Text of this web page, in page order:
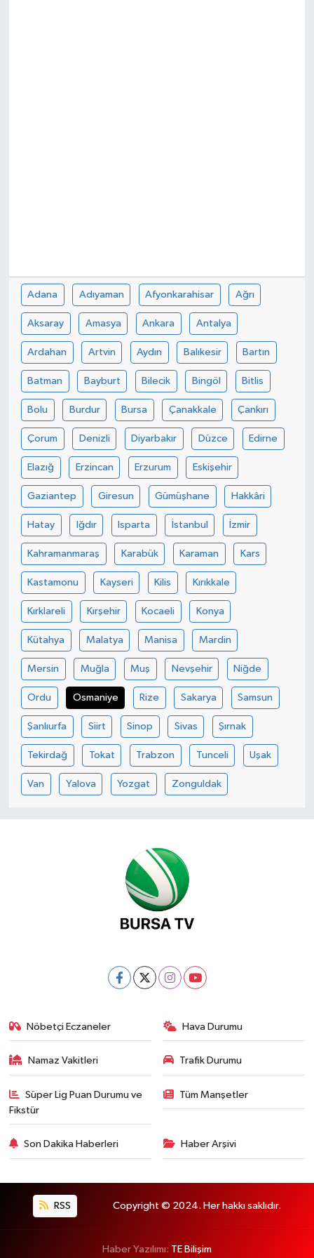
Adana Adıyaman Afyonkarahisar Ağrı
Aksaray Amasya Ankara Antalya
Ardahan Artvin Aydın Balıkesir Bartın
Batman Bayburt Bilecik Bingöl Bitlis
Bolu Burdur Bursa Çanakkale Çankırı
Çorum Denizli Diyarbakır Düzce Edirne
Elazığ Erzincan Erzurum Eskişehir
Gaziantep Giresun Gümüşhane Hakkâri
Hatay Iğdır Isparta İstanbul İzmir
Kahramanmaraş Karabük Karaman Kars
Kastamonu Kayseri Kilis Kırıkkale
Kırklareli Kırşehir Kocaeli Konya
Kütahya Malatya Manisa Mardin
Mersin Muğla Muş Nevşehir Niğde
Ordu Osmaniye Rize Sakarya Samsun
Şanlıurfa Siirt Sinop Sivas Şırnak
Tekirdağ Tokat Trabzon Tunceli Uşak
Van Yalova Yozgat Zonguldak
Nöbetçi Eczaneler Hava Durumu
Namaz Vakitleri Trafik Durumu
Süper Lig Puan Durumu ve
Fikstür
Tüm Manşetler
Son Dakika Haberleri Haber Arşivi
RSS Copyright © 2024. Her hakkı saklıdır.
Haber Yazılımı: TE Bilişim